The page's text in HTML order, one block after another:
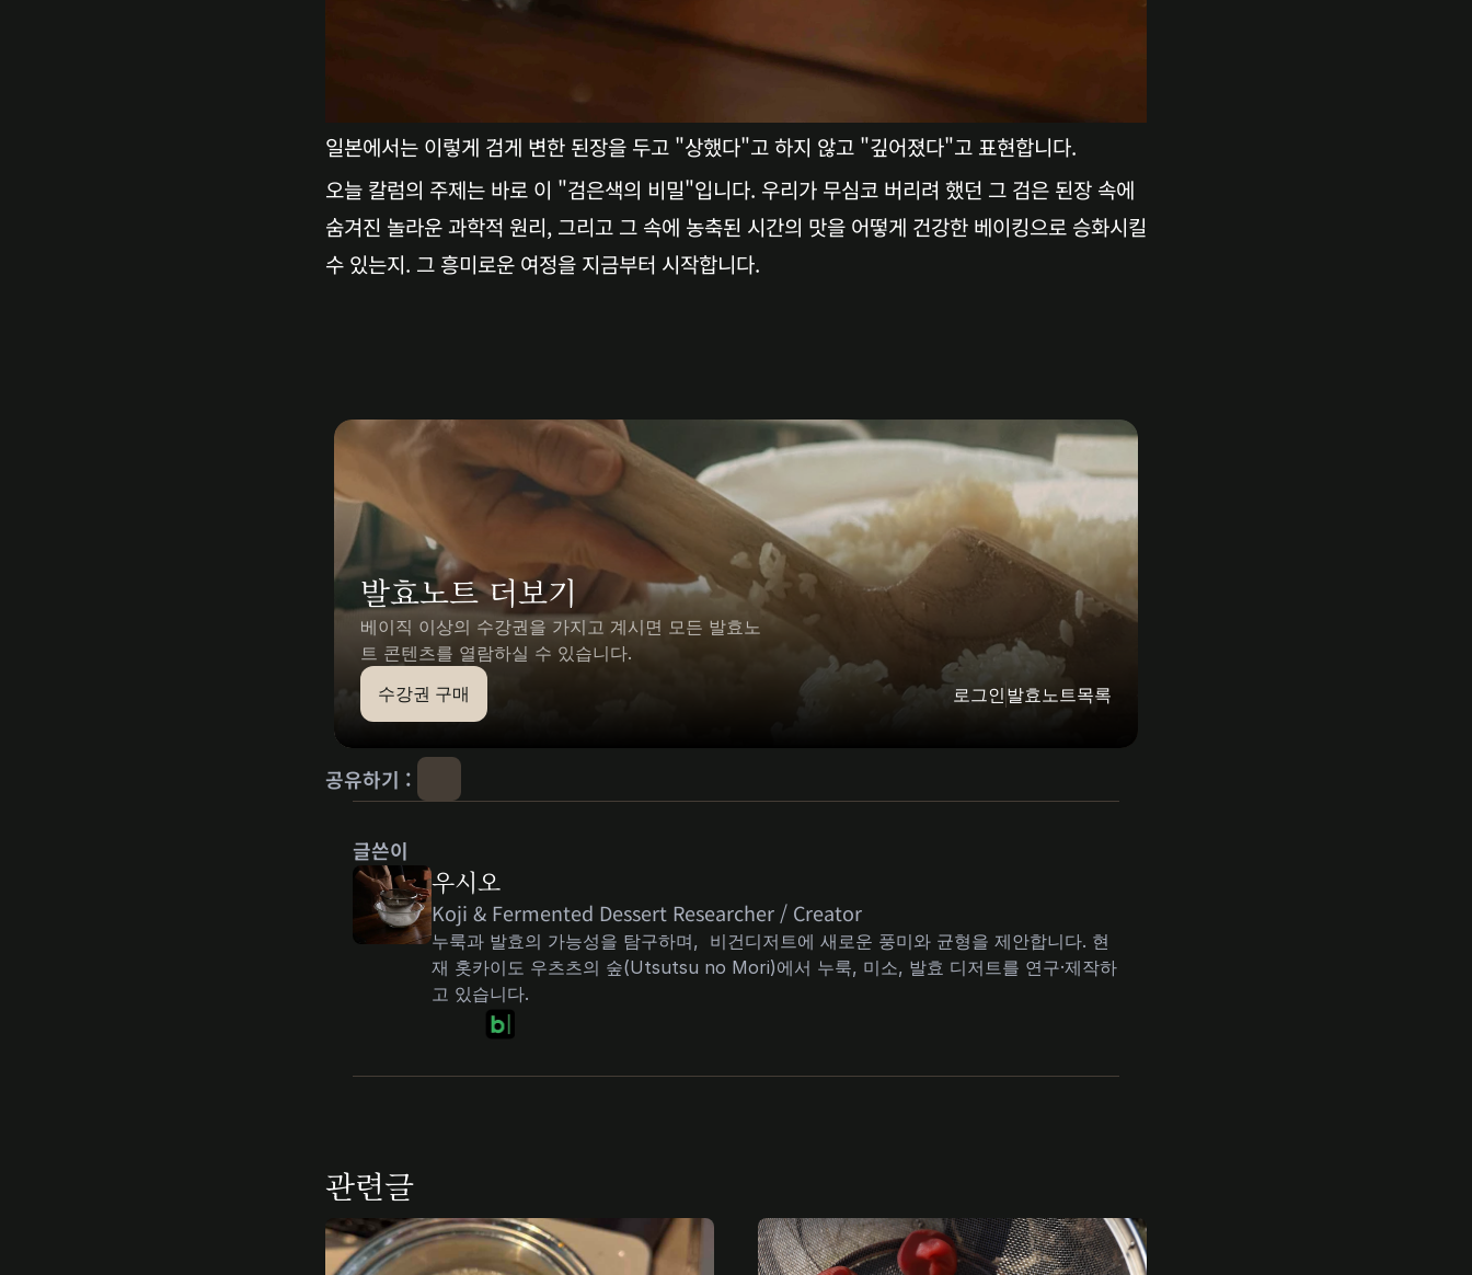
일본에서는 이렇게 검게 변한 된장을 두고 "상했다"고 하지 않고 "깊어졌다"고 표현합니다.
오늘 칼럼의 주제는 바로 이 "검은색의 비밀"입니다. 우리가 무심코 버리려 했던 그 검은 된장 속에
숨겨진 놀라운 과학적 원리, 그리고 그 속에 농축된 시간의 맛을 어떻게 건강한 베이킹으로 승화시킬
수 있는지. 그 흥미로운 여정을 지금부터 시작합니다.
발효노트 더보기
베이직 이상의 수강권을 가지고 계시면 모든 발효노
트 콘텐츠를 열람하실 수 있습니다.
수강권 구매
로그인 발효노트목록
공유하기 :
글쓴이
우시오
Koji & Fermented Dessert Researcher / Creator
누룩과 발효의 가능성을 탐구하며,  비건디저트에 새로운 풍미와 균형을 제안합니다. 현
재 홋카이도 우츠츠의 숲(Utsutsu no Mori)에서 누룩, 미소, 발효 디저트를 연구·제작하
고 있습니다.
관련글